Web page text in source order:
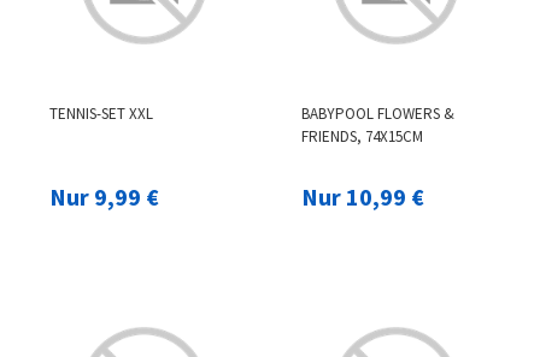
TENNIS-SET XXL
Nur 9,99 €
BABYPOOL FLOWERS &
FRIENDS, 74X15CM
Nur 10,99 €